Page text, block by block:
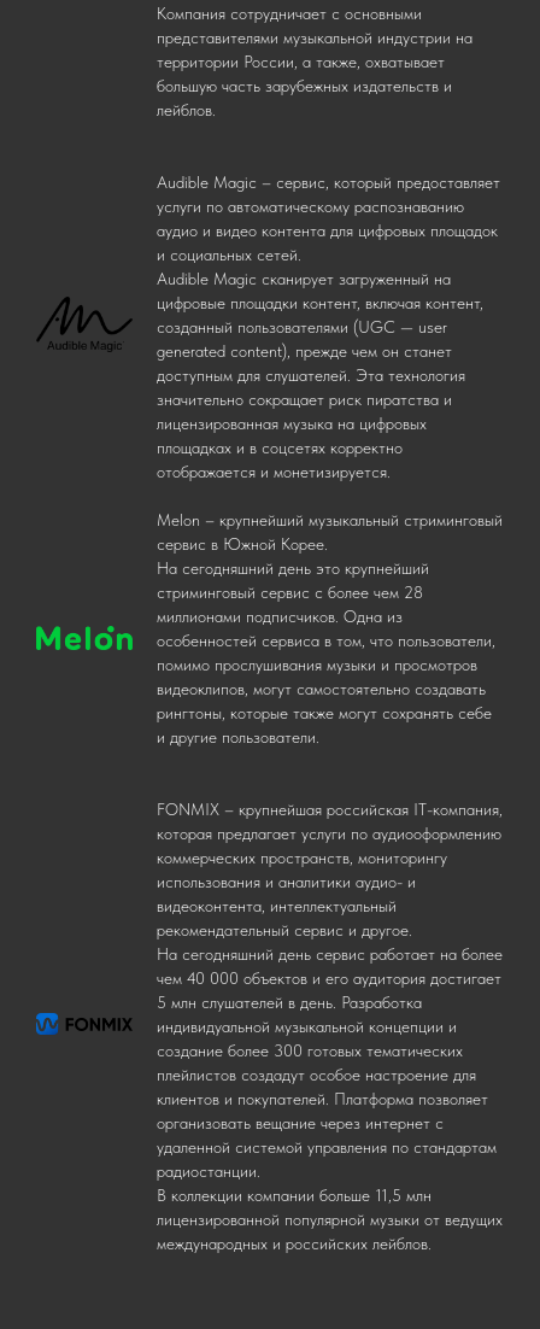
Компания сотрудничает с основными
представителями музыкальной индустрии на
территории России, а также, охватывает
большую часть зарубежных издательств и
лейблов.
Audible Magic – сервис, который предоставляет
услуги по автоматическому распознаванию
аудио и видео контента для цифровых площадок
и социальных сетей.
Audible Magic сканирует загруженный на
цифровые площадки контент, включая контент,
созданный пользователями (UGC — user
generated content), прежде чем он станет
доступным для слушателей. Эта технология
значительно сокращает риск пиратства и
лицензированная музыка на цифровых
площадках и в соцсетях корректно
отображается и монетизируется.
Melon – крупнейший музыкальный стриминговый
сервис в Южной Корее.
На сегодняшний день это крупнейший
стриминговый сервис с более чем 28
миллионами подписчиков. Одна из
особенностей сервиса в том, что пользователи,
помимо прослушивания музыки и просмотров
видеоклипов, могут самостоятельно создавать
рингтоны, которые также могут сохранять себе
и другие пользователи.
FONMIX – крупнейшая российская IT-компания,
которая предлагает услуги по аудиооформлению
коммерческих пространств, мониторингу
использования и аналитики аудио- и
видеоконтента, интеллектуальный
рекомендательный сервис и другое.
На сегодняшний день сервис работает на более
чем 40 000 объектов и его аудитория достигает
5 млн слушателей в день. Разработка
индивидуальной музыкальной концепции и
создание более 300 готовых тематических
плейлистов создадут особое настроение для
клиентов и покупателей. Платформа позволяет
организовать вещание через интернет с
удаленной системой управления по стандартам
радиостанции.
В коллекции компании больше 11,5 млн
лицензированной популярной музыки от ведущих
международных и российских лейблов.